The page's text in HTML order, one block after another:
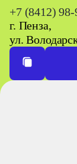
+7 (8412)
г. Пенза,
ул.